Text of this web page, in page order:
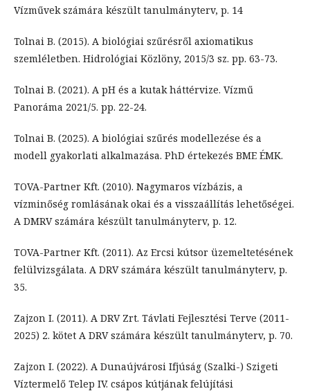
Vízművek számára készült tanulmányterv, p. 14
Tolnai B. (2015). A biológiai szűrésről axiomatikus
szemléletben. Hidrológiai Közlöny, 2015/3 sz. pp. 63-73.
Tolnai B. (2021). A pH és a kutak háttérvize. Vízmű
Panoráma 2021/5. pp. 22-24.
Tolnai B. (2025). A biológiai szűrés modellezése és a
modell gyakorlati alkalmazása. PhD értekezés BME ÉMK.
TOVA-Partner Kft. (2010). Nagymaros vízbázis, a
vízminőség romlásának okai és a visszaállítás lehetőségei.
A DMRV számára készült tanulmányterv, p. 12.
TOVA-Partner Kft. (2011). Az Ercsi kútsor üzemeltetésének
felülvizsgálata. A DRV számára készült tanulmányterv, p.
35.
Zajzon I. (2011). A DRV Zrt. Távlati Fejlesztési Terve (2011-
2025) 2. kötet A DRV számára készült tanulmányterv, p. 70.
Zajzon I. (2022). A Dunaújvárosi Ifjúság (Szalki-) Szigeti
Víztermelő Telep IV. csápos kútjának felújítási